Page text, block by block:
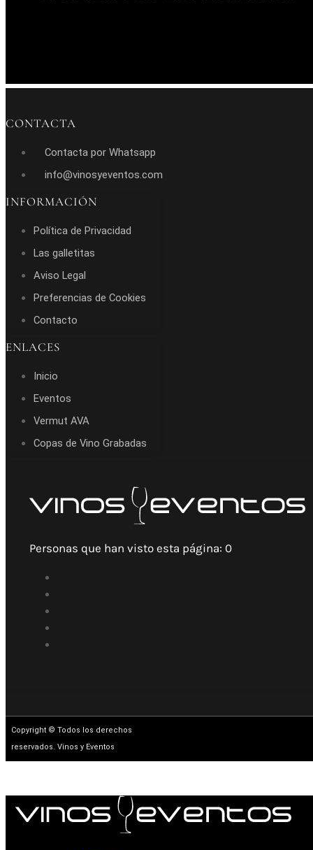
CONTACTA
Contacta por Whatsapp
info@vinosyeventos.com
INFORMACIÓN
Política de Privacidad
Las galletitas
Aviso Legal
Preferencias de Cookies
Contacto
ENLACES
Inicio
Eventos
Vermut AVA
Copas de Vino Grabadas
Personas que han visto esta página: 0
Copyright © Todos los derechos
reservados. Vinos y Eventos